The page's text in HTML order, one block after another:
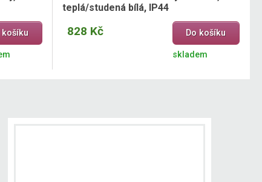
košíku
teplá/studená bílá, IP44
828 Kč Do košíku
skladem